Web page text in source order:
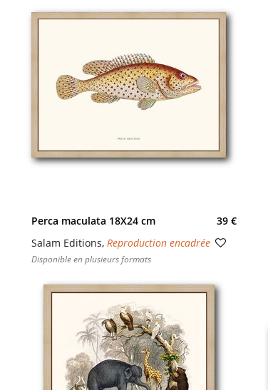
Perca maculata 18X24 cm
39 €
Salam Editions, Reproduction encadrée
Disponible en plusieurs formats